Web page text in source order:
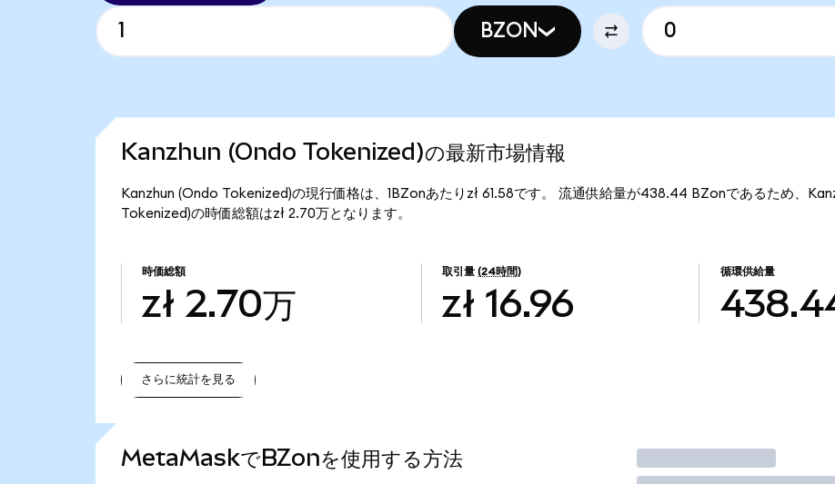
BZON
Kanzhun (Ondo Tokenized)の最新市場情報
Kanzhun (Ondo Tokenized)の現行価格は、1BZonあたりzł 61.58です。 流通供給量が438.44 BZonであるため、
Tokenized)の時価総額はzł 2.70万となります。
時価総額
zł 2.70万
取引量 (24時間)
zł 16.96
循環供給量
さらに統計を見る
MetaMaskでBZonを使用する方法 取引